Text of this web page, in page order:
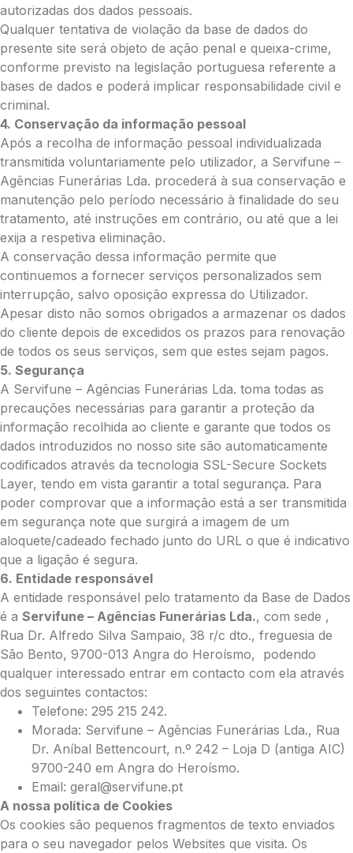
Pague mais tarde
Pedidos/Informações adicionais
Total:
0.00
€
Enviar Flores (Paypal)
autorizadas dos dados pessoais.
Qualquer tentativa de violação da base de dados do
presente site será objeto de ação penal e queixa-crime,
conforme previsto na legislação portuguesa referente a
bases de dados e poderá implicar responsabilidade civil e
criminal.
4. Conservação da informação pessoal
Após a recolha de informação pessoal individualizada
transmitida voluntariamente pelo utilizador, a Servifune –
Agências Funerárias Lda. procederá à sua conservação e
manutenção pelo período necessário à finalidade do seu
tratamento, até instruções em contrário, ou até que a lei
exija a respetiva eliminação.
A conservação dessa informação permite que
continuemos a fornecer serviços personalizados sem
interrupção, salvo oposição expressa do Utilizador.
Apesar disto não somos obrigados a armazenar os dados
do cliente depois de excedidos os prazos para renovação
de todos os seus serviços, sem que estes sejam pagos.
5. Segurança
A Servifune – Agências Funerárias Lda. toma todas as
precauções necessárias para garantir a proteção da
informação recolhida ao cliente e garante que todos os
dados introduzidos no nosso site são automaticamente
codificados através da tecnologia SSL-Secure Sockets
Layer, tendo em vista garantir a total segurança. Para
poder comprovar que a informação está a ser transmitida
em segurança note que surgirá a imagem de um
aloquete/cadeado fechado junto do URL o que é indicativo
que a ligação é segura.
6. Entidade responsável
A entidade responsável pelo tratamento da Base de Dados
é a Servifune – Agências Funerárias Lda., com sede ,
Rua Dr. Alfredo Silva Sampaio, 38 r/c dto., freguesia de
São Bento, 9700-013 Angra do Heroísmo, podendo
qualquer interessado entrar em contacto com ela através
dos seguintes contactos:
Telefone: 295 215 242.
Morada: Servifune – Agências Funerárias Lda., Rua
Dr. Aníbal Bettencourt, n.º 242 – Loja D (antiga AIC)
9700-240 em Angra do Heroísmo.
Email: geral@servifune.pt
A nossa política de Cookies
Os cookies são pequenos fragmentos de texto enviados
para o seu navegador pelos Websites que visita. Os